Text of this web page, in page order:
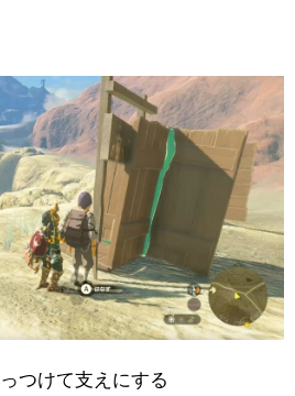
つけて支えにする